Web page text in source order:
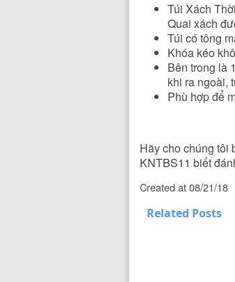
Túi Xách
Quai xách
Túi có tông
Khóa kéo
Bên trong là
khi ra ngoài,
Phù hợp để
Hãy cho chúng tôi
KNTBS11 biết
Created at08/21/18
Related Posts